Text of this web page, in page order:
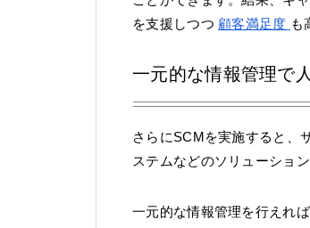
を支援しつつ 顧客満足度 も
一元的な情報管理で
さらにSCMを実施すると、
ステムなどのソリューショ
一元的な情報管理を行えれ